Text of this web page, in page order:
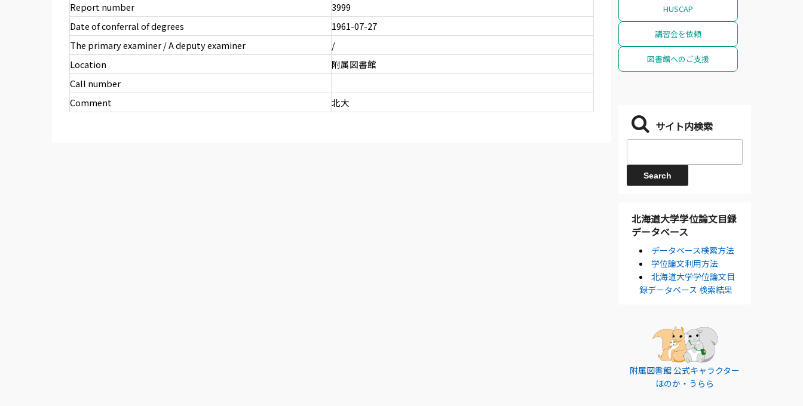
Report number
3999
Date of conferral of degrees
1961-07-27
The primary examiner / A deputy examiner
/
Location
附属図書館
Call number
Comment
北大
HUSCAP
講習会を依頼
図書館へのご支援
サイト内検索
北海道大学学位論文目録
データベース
データベース検索方法
学位論文利用方法
北海道大学学位論文目
録データベース 検索結果
附属図書館 公式キャラクター
ほのか・うらら